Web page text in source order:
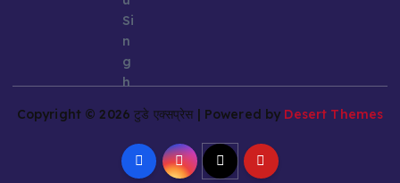
Copyright © 2026 टुडे एक्सप्रेस | Powered by Desert Themes